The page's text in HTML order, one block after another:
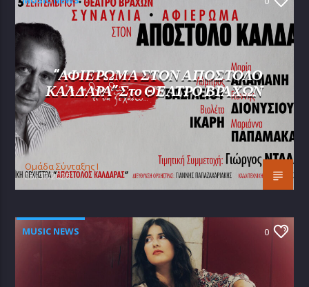
“ΑΦΙΕΡΩΜΑ ΣΤΟΝ ΑΠΟΣΤΟΛΟ
ΚΑΛΔΑΡΑ” Στο ΘΕΑΤΡΟ ΒΡΑΧΩΝ
Oμάδα Σύνταξης Ι
25/07/2026
MUSIC NEWS 0